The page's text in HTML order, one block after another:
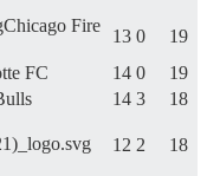
Chicago Fire
13 0
19
FC 14 0
19
14 3 18
12 2 18